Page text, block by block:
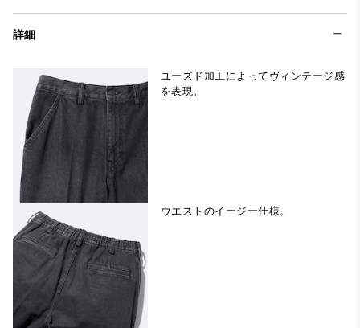
詳細
ユーズド加工によってヴィンテージ感
を表現。
ウエストのイージー仕様。